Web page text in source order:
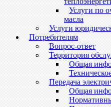
Услуги по
масла
Услуги
Потребителям
Вопрос-ответ
Территория
Общая
Передача
Общая